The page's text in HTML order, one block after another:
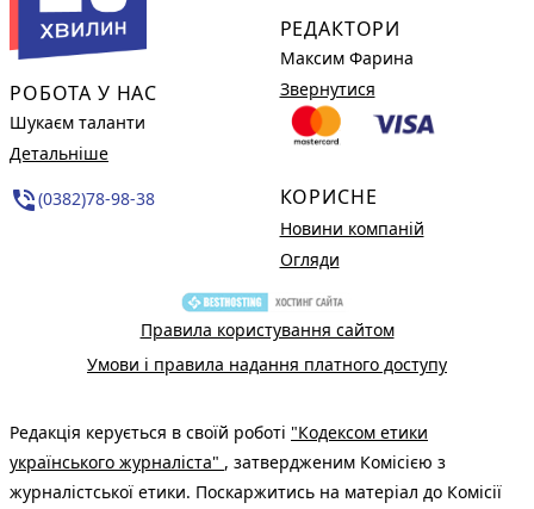
РОБОТА У НАС
Шукаєм таланти
Детальніше
phone_in_talk(0382)78-98-38
РЕДАКТОРИ
Максим Фарина
Звернутися
КОРИСНЕ
Новини компаній
Огляди
Правила користування сайтом
Умови і правила надання платного доступу
Редакція керується в своїй роботі "Кодексом етики
українського журналіста" , затвердженим Комісією з
журналістської етики. Поскаржитись на матеріал до Комісії